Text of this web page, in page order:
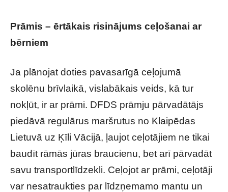
Prāmis – ērtākais risinājums ceļošanai ar
bērniem
Ja plānojat doties pavasarīgā ceļojumā
skolēnu brīvlaikā, vislabākais veids, kā tur
nokļūt, ir ar prāmi. DFDS prāmju pārvadātājs
piedāvā regulārus maršrutus no Klaipēdas
Lietuvā uz Ķīli Vācijā, ļaujot ceļotājiem ne tikai
baudīt rāmās jūras braucienu, bet arī pārvadāt
savu transportlīdzekli. Ceļojot ar prāmi, ceļotāji
var nesatraukties par līdzņemamo mantu un